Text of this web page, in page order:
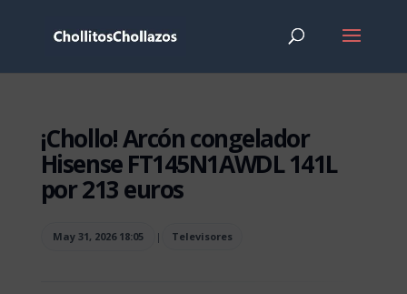
¡Chollo! Arcón congelador
Hisense FT145N1AWDL 141L
por 213 euros
May 31, 2026 18:05 | Televisores